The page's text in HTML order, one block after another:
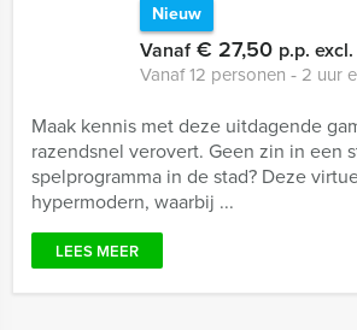
Nieuw
Vanaf€ 27,50 p.p.
Vanaf 12 personen ‐ 2 uur
Maak kennis met deze uitdagende
razendsnel verovert. Geen zin in een
spelprogramma in de stad? Deze
hypermodern, waarbij ...
LEES MEER